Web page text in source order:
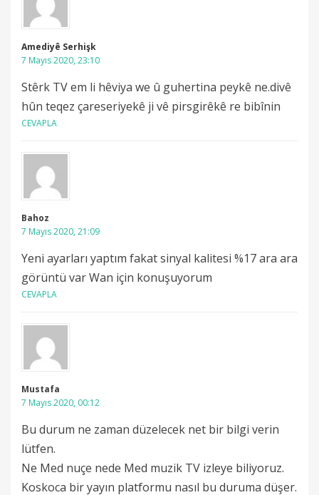
Amediyê Serhişk
7 Mayıs 2020, 23:10
Stêrk TV em li hêviya we û guhertina peykê ne.divê
hûn teqez çareseriyekê ji vê pirsgirêkê re bibînin
CEVAPLA
Bahoz
7 Mayıs 2020, 21:09
Yeni ayarları yaptım fakat sinyal kalitesi %17 ara ara
görüntü var Wan için konuşuyorum
CEVAPLA
Mustafa
7 Mayıs 2020, 00:12
Bu durum ne zaman düzelecek net bir bilgi verin
lütfen.
Ne Med nuçe nede Med muzik TV izleye biliyoruz.
Koskoca bir yayın platformu nasıl bu duruma düşer.